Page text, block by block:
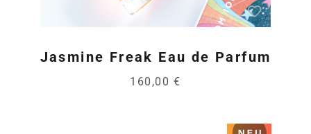
Jasmine Freak Eau de Parfum
160,00 €